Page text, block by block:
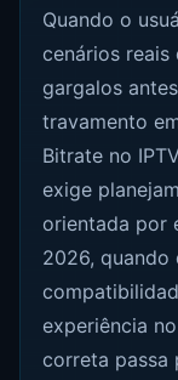
Quando o
cenários
gargalos
travamento
Bitrate no
exige
orientada por
2026, quando
experiência
correta passa